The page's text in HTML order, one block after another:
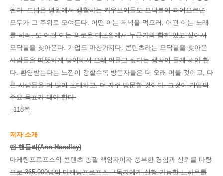
된다. 드넓은 평원에서 생활하는 카우보이들도 모닥불이 피어오르면
모두가 그 주위로 모여든다. 어떤 이는 저녁을 먹으러, 어떤 이는 노래
를 하러, 또 어떤 이는 외로운 대초원에서 누군가와 함께 있고 싶어서
모닥불을 찾아온다. 기업도 마찬가지다. 콘텐츠라는 모닥불을 찾아온
사람들을 따뜻하게 맞이해서 오래 머물고 싶다는 생각이 들게 해야 한
다. 환영받는다는 느낌이 강할수록 방문자들은 더 오래 머물 것이고, 다
른 사람들을 더 많이 초대하고, 더 자주 방문할 것이다. 그것이 기업의
주요 목표가 돼야 한다.
_118쪽
저자 소개
앤 핸들리(Ann Handley)
마케팅프로프스의 콘텐츠 총괄 책임자이자 풍부한 경험과 신뢰를 바탕
으로 365,000명의 마케팅프로프스 구독자에게 실행 가능한 노하우를